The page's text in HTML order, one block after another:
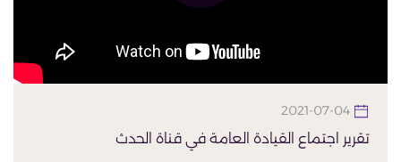
تقرير اجتماع القيادة العامة في قناة الحدث